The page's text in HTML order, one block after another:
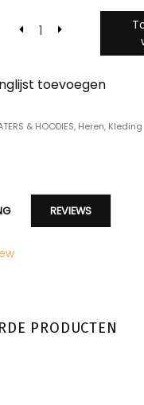
toevoegen
& HOODIES, Heren, Kleding
REVIEWS
PRODUCTEN